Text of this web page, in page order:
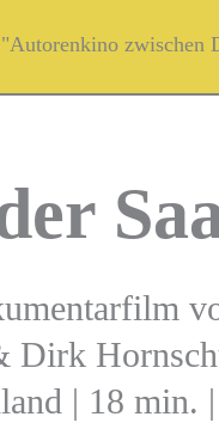
"Autorenkino zwischen
Dirk
| 18 min.